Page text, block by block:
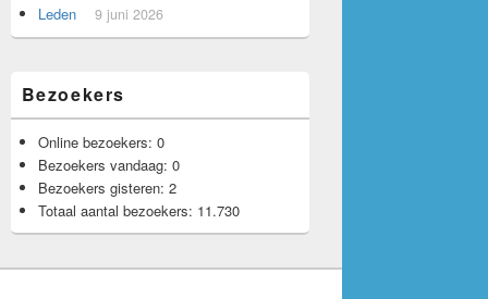
Leden 9 juni 2026
Bezoekers
Online bezoekers: 0
Bezoekers vandaag: 0
Bezoekers gisteren: 2
Totaal aantal bezoekers: 11.730